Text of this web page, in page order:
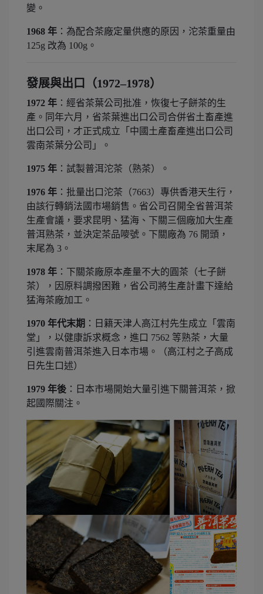
變。
1968 年 ：為配合茶廠定量供應的原因，沱茶重量由
125g 改為 100g。
發展與出口（1972–1978）
1972 年 ：經省茶葉公司批准，恢復七子餅茶的生
產。同年六月，省茶葉進出口公司合併省土畜產進
出口公司，才正式成立「中國土產畜產進出口公司
雲南茶葉分公司」。
1975 年 ：試製普洱沱茶（熟茶）。
1976 年 ：批量出口沱茶（7663）專供香港天生行，
由該行轉銷法國市場銷售。省公司召開全省普洱茶
生產會議，要求昆明、猛海、下關三個廠加大生產
普洱熟茶，並決定茶品嘜號。下關廠為 76 開頭，
末尾為 3。
1978 年 ：下關茶廠原本產量不大的圓茶（七子餅
茶），因原料調撥困難，省公司將生產計畫下達給
猛海茶廠加工。
1970 年代末期 ：日籍天津人高江村先生成立「雲南
堂」，以健康訴求概念，進口 7562 等熟茶，大量
引進雲南普洱茶進入日本市場。（高江村之子高成
日先生口述）
1979 年後 ：日本市場開始大量引進下關普洱茶，掀
起國際關注。